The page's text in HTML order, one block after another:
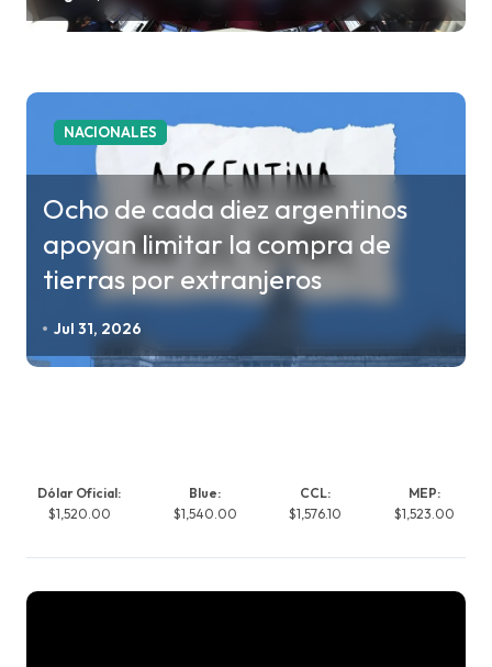
NACIONALES
Ocho de cada diez argentinos
apoyan limitar la compra de
tierras por extranjeros
Jul 31, 2026
Dólar Oficial:
$1,520.00
Blue:
$1,540.00
CCL:
$1,576.10
MEP:
$1,523.00